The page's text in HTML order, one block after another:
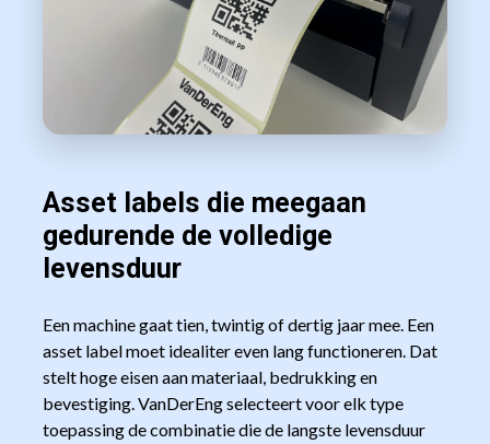
Asset labels die meegaan
gedurende de volledige
levensduur
Een machine gaat tien, twintig of dertig jaar mee. Een
asset label moet idealiter even lang functioneren. Dat
stelt hoge eisen aan materiaal, bedrukking en
bevestiging. VanDerEng selecteert voor elk type
toepassing de combinatie die de langste levensduur